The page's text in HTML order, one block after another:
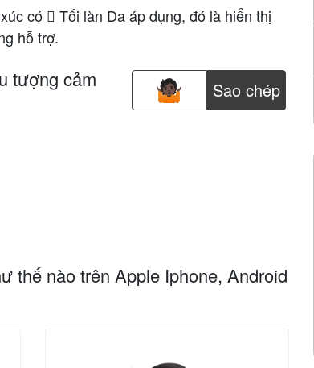
có 🏿 Tối làn Da áp dụng, đó là hiển thị
hỗ trợ.
tượng cảm
Sao chép
thế nào trên Apple Iphone, Android